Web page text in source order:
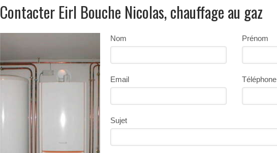
Contacter Eirl Bouche Nicolas, chauffage au gaz
Nom Prénom
Email Téléphone
Sujet